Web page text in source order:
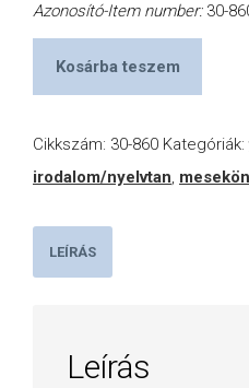
Azonosító-Item number: 30-
Kosárba teszem
Cikkszám: 30-860 Kategóriák:
irodalom/nyelvtan,
LEÍRÁS
Leírás